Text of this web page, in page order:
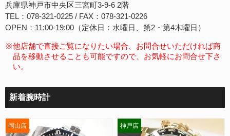
兵庫県神戸市中央区三宮町3-9-6 2階
TEL：078-321-0225 / FAX：078-321-0226
OPEN：11:00-19:00（定休日：水曜日、第2・第4木曜日）
※他店舗で直接ご覧になりたい場合、お問合せいただければ商
品を移動させることも可能ですので、お気軽にお問合せ下さ
い。
新着腕時計
岡山店 神戸店